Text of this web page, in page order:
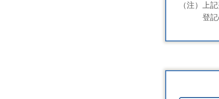
（注）上
登記の